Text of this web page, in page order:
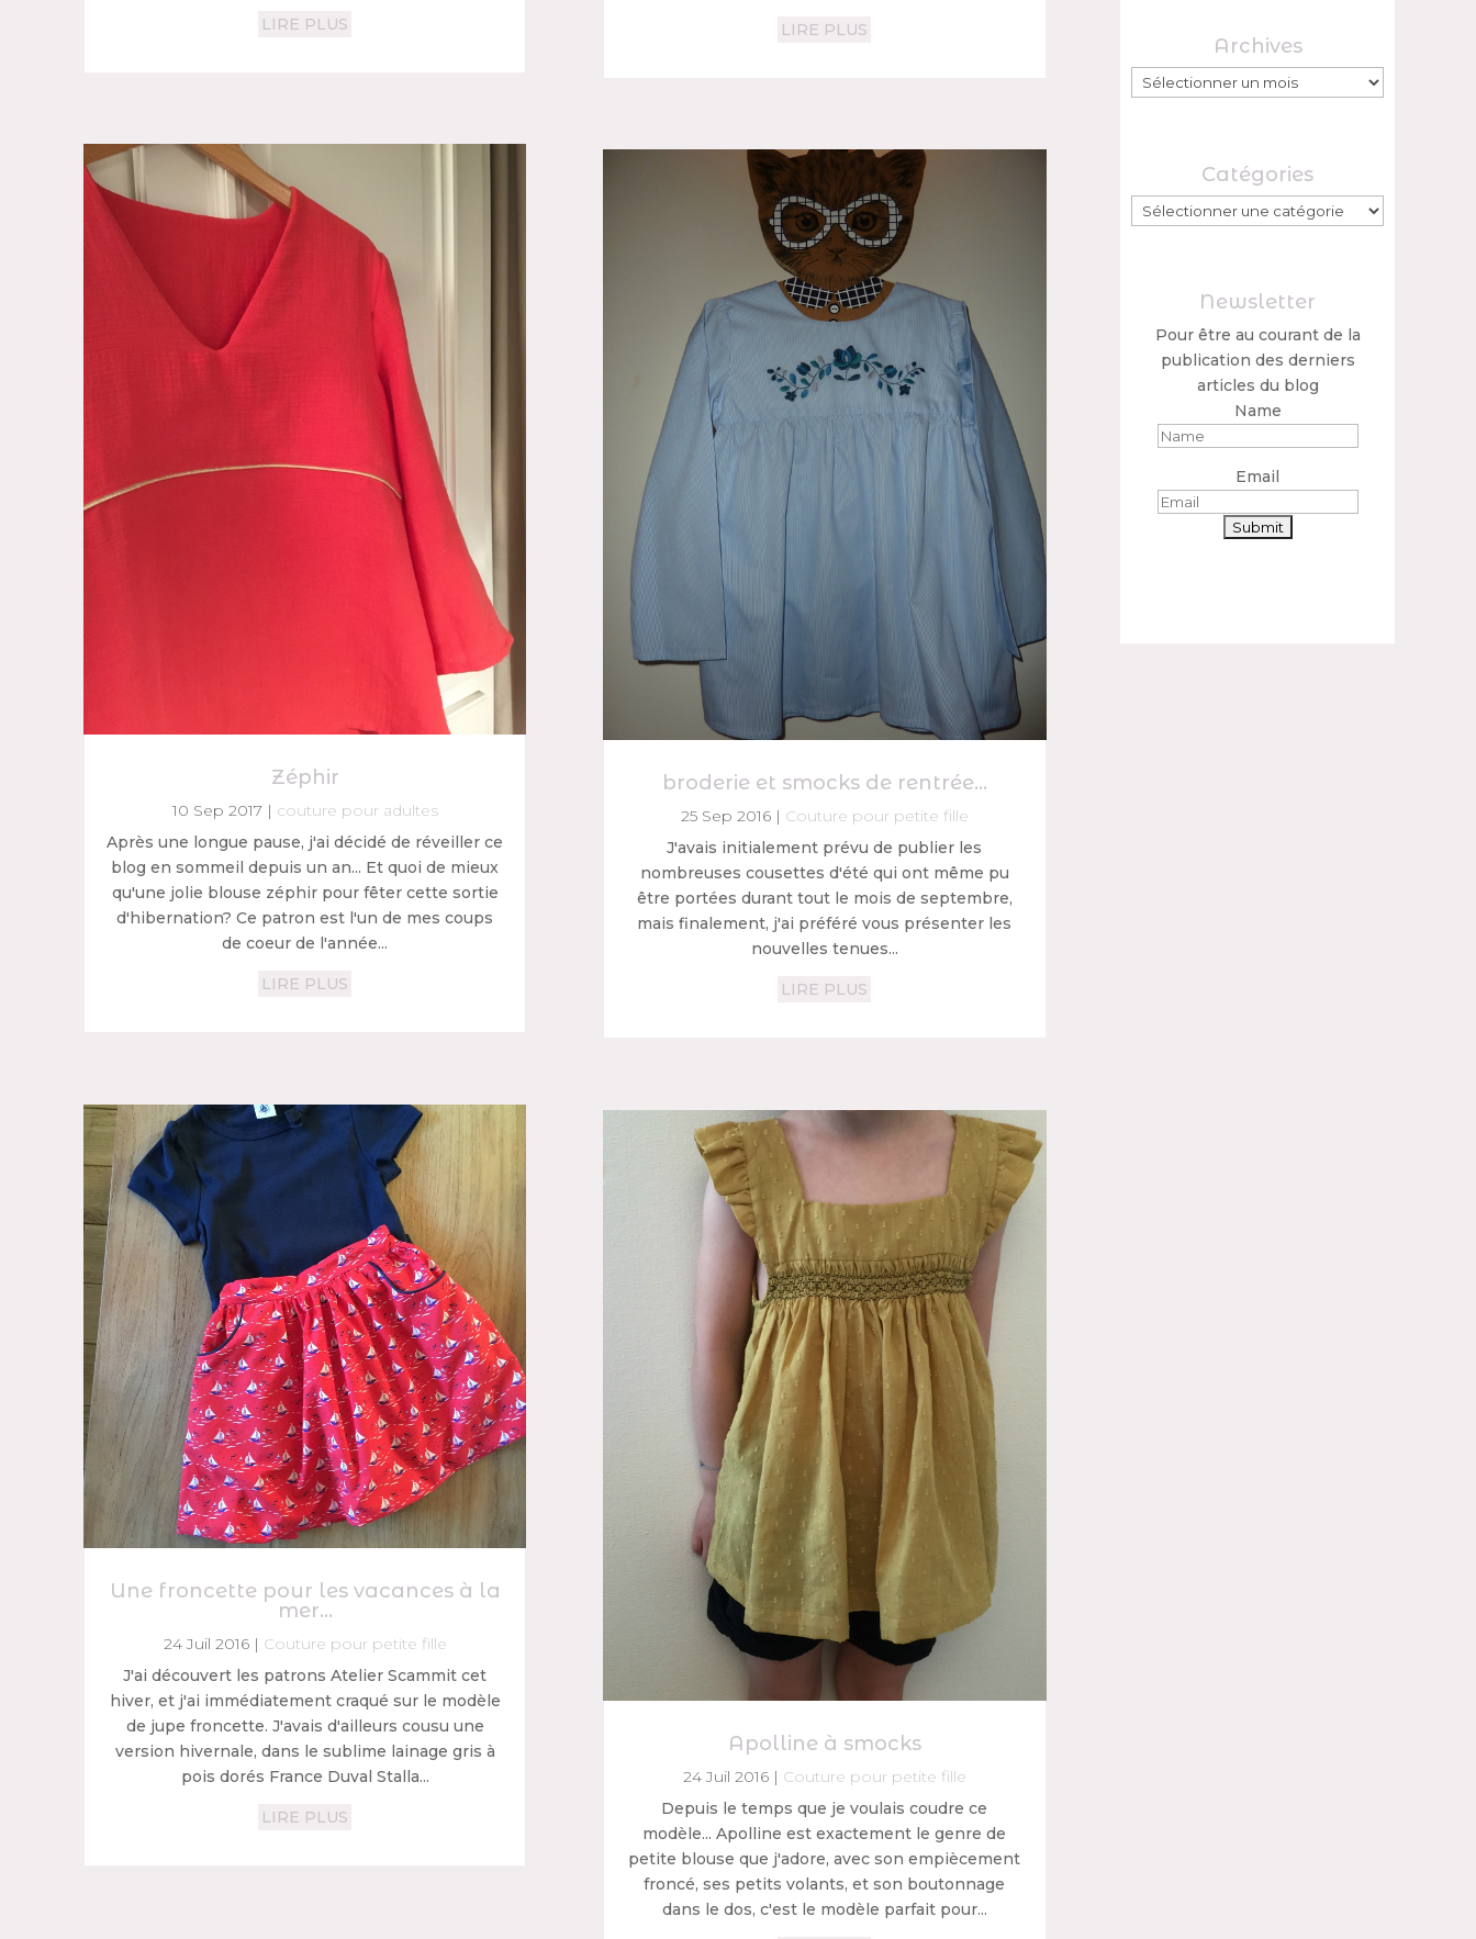
LIRE PLUS
Zéphir
10 Sep 2017 | couture pour adultes
Après une longue pause, j'ai décidé de réveiller ce
blog en sommeil depuis un an... Et quoi de mieux
qu'une jolie blouse zéphir pour fêter cette sortie
d'hibernation? Ce patron est l'un de mes coups
de coeur de l'année...
LIRE PLUS
Une froncette pour les vacances à la
mer…
24 Juil 2016| Couture pour petite fille
J'ai découvert les patrons Atelier Scammit cet
hiver, et j'ai immédiatement craqué sur le modèle
de jupe froncette. J'avais d'ailleurs cousu une
version hivernale, dans le sublime lainage gris à
pois dorés France Duval Stalla...
LIRE PLUS
LIRE PLUS
broderie et smocks de rentrée…
25 Sep 2016| Couture pour petite fille
J'avais initialement prévu de publier les
nombreuses cousettes d'été qui ont même pu
être portées durant tout le mois de septembre,
mais finalement, j'ai préféré vous présenter les
nouvelles tenues...
LIRE PLUS
Apolline à smocks
24 Juil 2016| Couture pour petite fille
Depuis le temps que je voulais coudre ce
modèle... Apolline est exactement le genre de
petite blouse que j'adore, avec son empiècement
froncé, ses petits volants, et son boutonnage
dans le dos, c'est le modèle parfait pour...
Archives
Archives
Catégories
Catégories
Newsletter
Pour être au courant de la
publication des derniers
articles du blog
Name
Email